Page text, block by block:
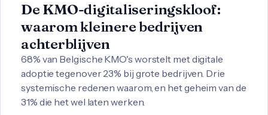
De KMO-digitaliseringskloof:
waarom kleinere bedrijven
achterblijven
68% van Belgische KMO's worstelt met digitale
adoptie tegenover 23% bij grote bedrijven. Drie
systemische redenen waarom, en het geheim van de
31% die het wel laten werken.